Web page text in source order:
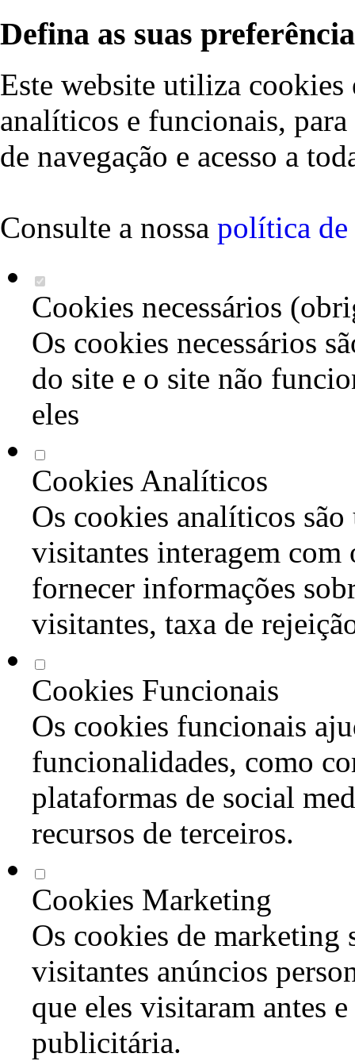
Defina as suas
Este website utiliza cookies
analíticos e funcionais,
de navegação e acesso a
Consulte a nossa política de
Cookies necessários
Os cookies necessários
do site e o site não
eles
Cookies Analíticos
Os cookies analíticos são
visitantes interagem com
fornecer informações
visitantes, taxa de
Cookies Funcionais
Os cookies funcionais
funcionalidades, como
plataformas de social
recursos de terceiros.
Cookies Marketing
Os cookies de marketing
visitantes anúncios
que eles visitaram antes
publicitária.